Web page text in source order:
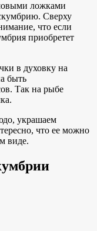
ложками
Сверху
что если
приобретет
в духовку на
быть
Так на рыбе
украшаем
что ее можно
виде.